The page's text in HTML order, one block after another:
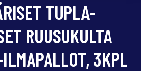
TUPLA-
RUUSUKULTA
3KPL